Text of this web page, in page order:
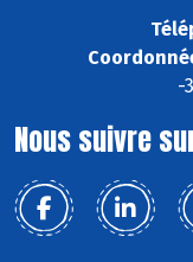
-
Nous suivre